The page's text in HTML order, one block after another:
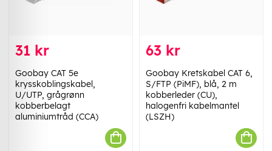
31 kr
Goobay CAT 5e
krysskoblingskabel,
U/UTP, grågrønn
kobberbelagt
aluminiumtråd (CCA)
63 kr
Goobay Kretskabel CAT 6,
S/FTP (PiMF), blå, 2 m
kobberleder (CU),
halogenfri kabelmantel
(LSZH)